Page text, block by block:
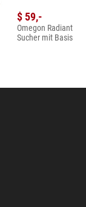
$ 59,-
Omegon Radiant
Sucher mit Basis